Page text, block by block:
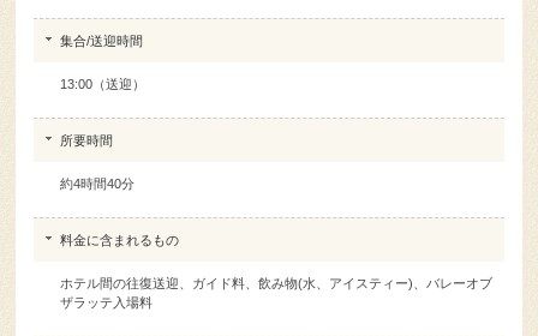
集合/送迎時間
13:00（送迎）
所要時間
約4時間40分
料金に含まれるもの
ホテル間の往復送迎、ガイド料、飲み物(水、アイスティー)、バレーオブ
ザラッテ入場料